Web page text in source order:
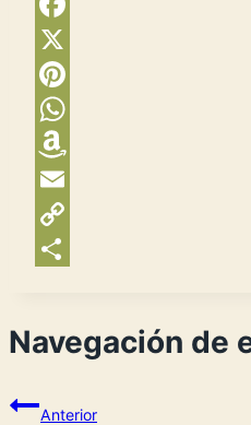
Facebook
X
Pinterest
WhatsApp
Amazon
Wish
List
Email
Copy
Navegación de
Anterior